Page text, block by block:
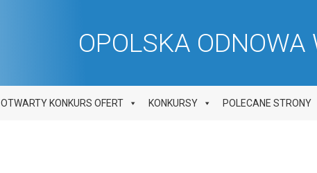
OPOLSKA ODNOWA
OTWARTY KONKURS OFERT KONKURSY POLECANE STRONY